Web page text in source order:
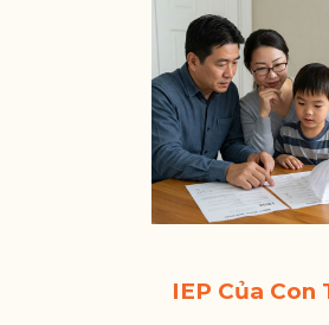
IEP Của Con